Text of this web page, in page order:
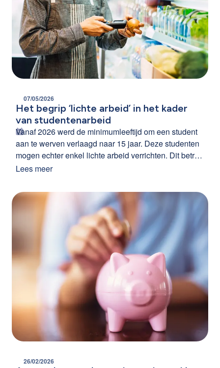
07/05/2026
Het begrip ‘lichte arbeid’ in het kader
van studentenarbeid
Vanaf 2026 werd de minimumleeftijd om een student
aan te werven verlaagd naar 15 jaar. Deze studenten
mogen echter enkel lichte arbeid verrichten. Dit betreft
niet-industriële arbeid van lichte aard, nl.
en die niet worden verricht met of aan mechanische
arbeidsmiddelen.
Lees meer
26/02/2026